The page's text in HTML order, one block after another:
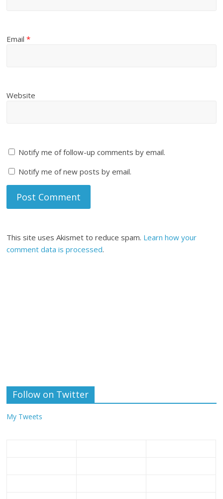
Email*
Website
Notify me of follow-up comments by email.
Notify me of new posts by email.
This site uses Akismet to reduce spam. Learn how your
comment data is processed.
Follow on Twitter
My Tweets